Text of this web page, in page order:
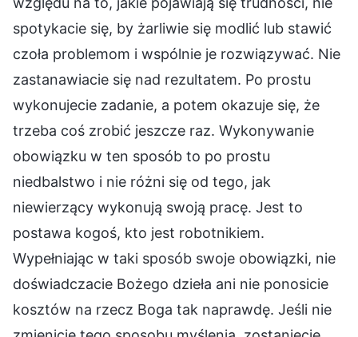
spotykacie się, by żarliwie się modlić lub stawić
czoła problemom i wspólnie je rozwiązywać. Nie
zastanawiacie się nad rezultatem. Po prostu
wykonujecie zadanie, a potem okazuje się, że
trzeba coś zrobić jeszcze raz. Wykonywanie
obowiązku w ten sposób to po prostu
niedbalstwo i nie różni się od tego, jak
niewierzący wykonują swoją pracę. Jest to
postawa kogoś, kto jest robotnikiem.
Wypełniając w taki sposób swoje obowiązki, nie
doświadczacie Bożego dzieła ani nie ponosicie
kosztów na rzecz Boga tak naprawdę. Jeśli nie